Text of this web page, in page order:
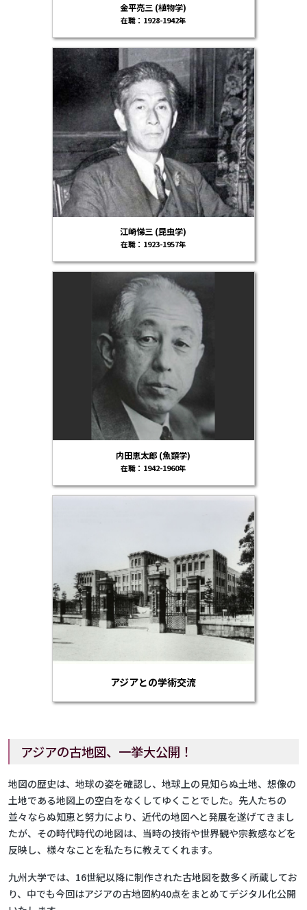
金平亮三 (植物学)
在職：1928-1942年
江崎悌三 (昆虫学)
在職：1923-1957年
内田恵太郎 (魚類学)
在職：1942-1960年
アジアとの学術交流
アジアの古地図、一挙大公開！
地図の歴史は、地球の姿を確認し、地球上の見知らぬ土地、想像の
土地である地図上の空白をなくしてゆくことでした。先人たちの
並々ならぬ知恵と努力により、近代の地図へと発展を遂げてきまし
たが、その時代時代の地図は、当時の技術や世界観や宗教感などを
反映し、様々なことを私たちに教えてくれます。
九州大学では、16世紀以降に制作された古地図を数多く所蔵してお
り、中でも今回はアジアの古地図約40点をまとめてデジタル化公開